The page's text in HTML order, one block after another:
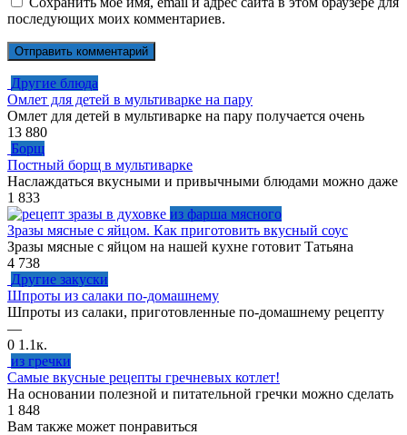
последующих моих комментариев.
Другие блюда
Омлет для детей в мультиварке на пару
Омлет для детей в мультиварке на пару получается очень
13 880
Борщ
Постный борщ в мультиварке
Наслаждаться вкусными и привычными блюдами можно даже
1 833
из фарша мясного
Зразы мясные с яйцом. Как приготовить вкусный соус
Зразы мясные с яйцом на нашей кухне готовит Татьяна
4 738
Другие закуски
Шпроты из салаки по-домашнему
Шпроты из салаки, приготовленные по-домашнему рецепту
—
0 1.1к.
из гречки
Самые вкусные рецепты гречневых котлет!
На основании полезной и питательной гречки можно сделать
1 848
Вам также может понравиться